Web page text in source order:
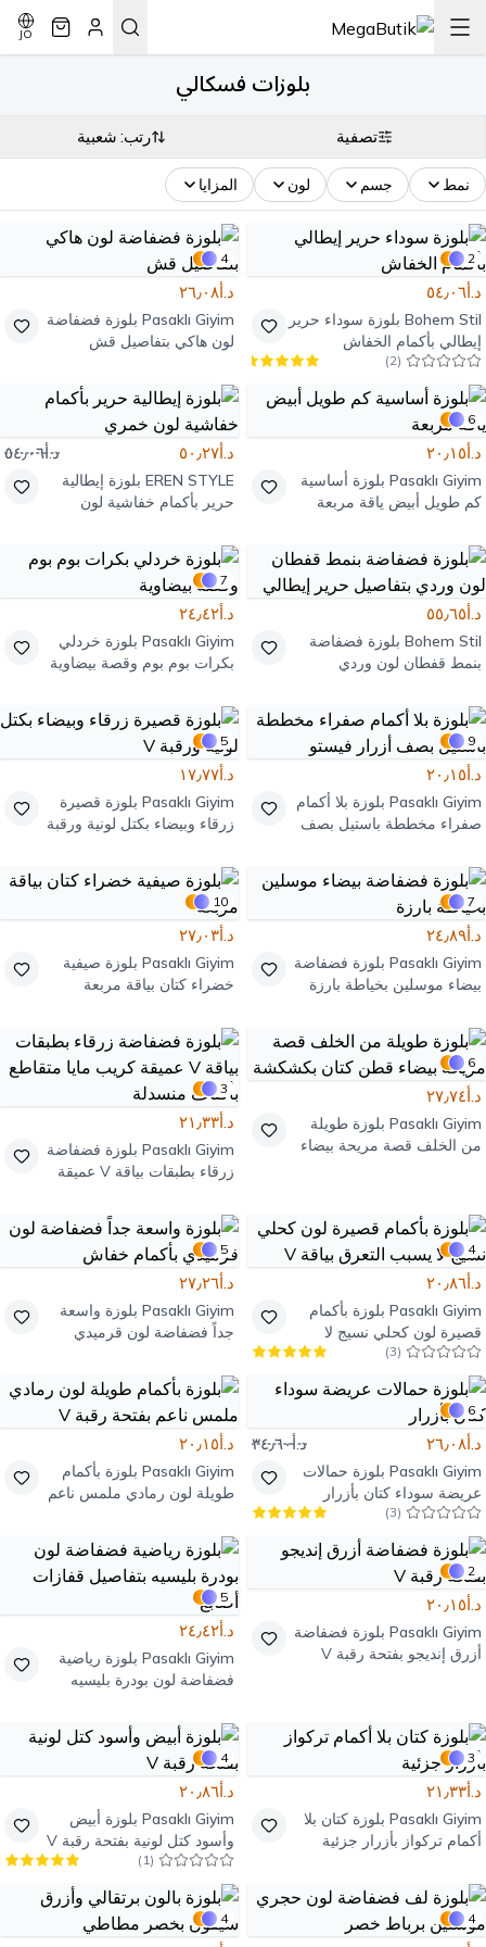
JO
بلوزات فسكالي
تصفية رتب: شعبية
نمط جسم لون المزايا
2
د.أ٥٤٫٠٦
Bohem Stil بلوزة سوداء حرير
إيطالي بأكمام الخفاش
(
2
)
4
د.أ٢٦٫٠٨
Pasaklı Giyim بلوزة فضفاضة
لون هاكي بتفاصيل قش
6
د.أ٢٠٫١٥
Pasaklı Giyim بلوزة أساسية
كم طويل أبيض ياقة مربعة
د.أ٥٠٫٢٧ د.أ٥٤٫٠٦
EREN STYLE بلوزة إيطالية
حرير بأكمام خفاشية لون
د.أ٥٥٫٦٥
Bohem Stil بلوزة فضفاضة
بنمط قفطان لون وردي
7
د.أ٢٤٫٤٢
Pasaklı Giyim بلوزة خردلي
بكرات بوم بوم وقصة بيضاوية
9
د.أ٢٠٫١٥
Pasaklı Giyim بلوزة بلا أكمام
صفراء مخططة باستيل بصف
5
د.أ١٧٫٧٧
Pasaklı Giyim بلوزة قصيرة
زرقاء وبيضاء بكتل لونية ورقبة
7
د.أ٢٤٫٨٩
Pasaklı Giyim بلوزة فضفاضة
بيضاء موسلين بخياطة بارزة
10
د.أ٢٧٫٠٣
Pasaklı Giyim بلوزة صيفية
خضراء كتان بياقة مربعة
6
د.أ٢٧٫٧٤
Pasaklı Giyim بلوزة طويلة
من الخلف قصة مريحة بيضاء
3
د.أ٢١٫٣٣
Pasaklı Giyim بلوزة فضفاضة
زرقاء بطبقات بياقة V عميقة
منسدلة
4
د.أ٢٠٫٨٦
Pasaklı Giyim بلوزة بأكمام
قصيرة لون كحلي نسيج لا
يسبب التعرق بياقة V
(
3
)
5
د.أ٢٧٫٢٦
Pasaklı Giyim بلوزة واسعة
جداً فضفاضة لون قرميدي
6
د.أ٢٦٫٠٨ د.أ٣٤٫٦٠
Pasaklı Giyim بلوزة حمالات
عريضة سوداء كتان بأزرار
(
3
)
د.أ٢٠٫١٥
Pasaklı Giyim بلوزة بأكمام
طويلة لون رمادي ملمس ناعم
2
د.أ٢٠٫١٥
Pasaklı Giyim بلوزة فضفاضة
أزرق إنديجو بفتحة رقبة V
5
د.أ٢٤٫٤٢
Pasaklı Giyim بلوزة رياضية
فضفاضة لون بودرة بليسيه
3
د.أ٢١٫٣٣
Pasaklı Giyim بلوزة كتان بلا
أكمام تركواز بأزرار جزئية
4
د.أ٢٠٫٨٦
Pasaklı Giyim بلوزة أبيض
وأسود كتل لونية بفتحة رقبة V
(
1
)
4
4